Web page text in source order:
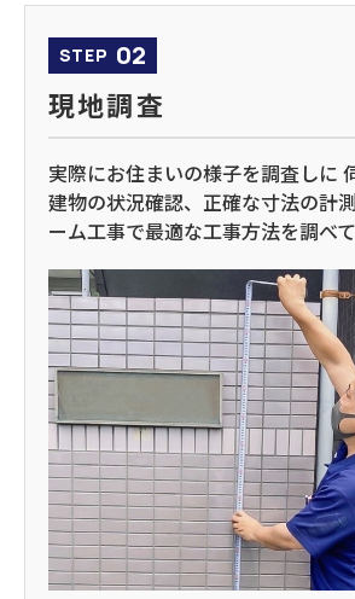
STEP 02
現地調査
実際にお住まいの様子を調査しに
建物の状況確認、正確な寸法の計
ーム工事で最適な工事方法を調べて